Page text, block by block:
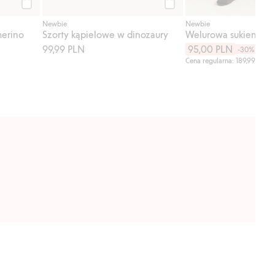
Newbie
Szorty kąpielowe w dinozaury
99,99 PLN
Newbie
95,00 PLN
-30%
Cena regularna: 189,99 PLN